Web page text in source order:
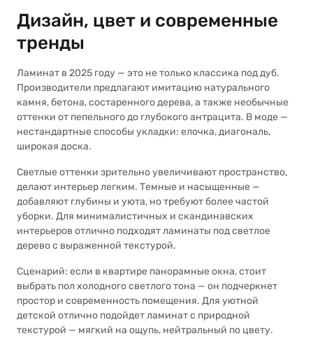
Дизайн, цвет и современные
тренды
Ламинат в 2025 году — это не только классика под дуб.
Производители предлагают имитацию натурального
камня, бетона, состаренного дерева, а также необычные
оттенки от пепельного до глубокого антрацита. В моде —
нестандартные способы укладки: елочка, диагональ,
широкая доска.
Светлые оттенки зрительно увеличивают пространство,
делают интерьер легким. Темные и насыщенные —
добавляют глубины и уюта, но требуют более частой
уборки. Для минималистичных и скандинавских
интерьеров отлично подходят ламинаты под светлое
дерево с выраженной текстурой.
Сценарий: если в квартире панорамные окна, стоит
выбрать пол холодного светлого тона — он подчеркнет
простор и современность помещения. Для уютной
детской отлично подойдет ламинат с природной
текстурой — мягкий на ощупь, нейтральный по цвету.